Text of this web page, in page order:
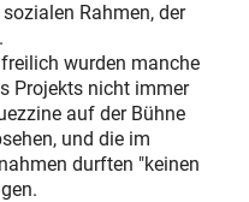
Rahmen, der
wurden manche
Projekts nicht immer
auf der Bühne
und die im
durften "keinen